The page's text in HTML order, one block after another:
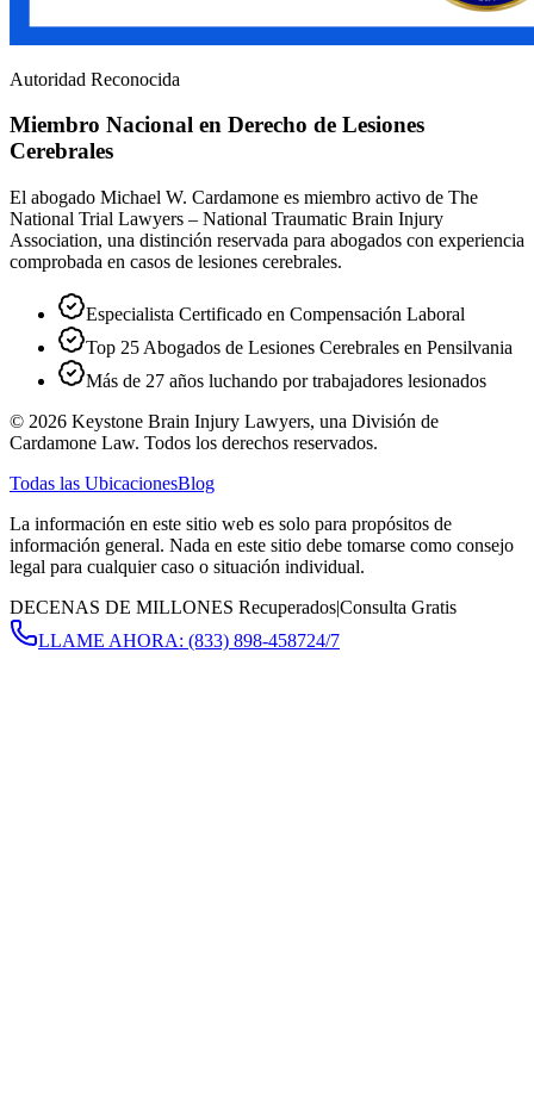
Autoridad Reconocida
Miembro Nacional en Derecho de Lesiones
Cerebrales
El abogado Michael W. Cardamone es miembro activo de The
National Trial Lawyers – National Traumatic Brain Injury
Association, una distinción reservada para abogados con experiencia
comprobada en casos de lesiones cerebrales.
Especialista Certificado en Compensación Laboral
Top 25 Abogados de Lesiones Cerebrales en Pensilvania
Más de 27 años luchando por trabajadores lesionados
© 2026 Keystone Brain Injury Lawyers, una División de
Cardamone Law. Todos los derechos reservados.
Todas las UbicacionesBlog
La información en este sitio web es solo para propósitos de
información general. Nada en este sitio debe tomarse como consejo
legal para cualquier caso o situación individual.
DECENAS DE MILLONES Recuperados|Consulta Gratis
LLAME AHORA: (833) 898-458724/7